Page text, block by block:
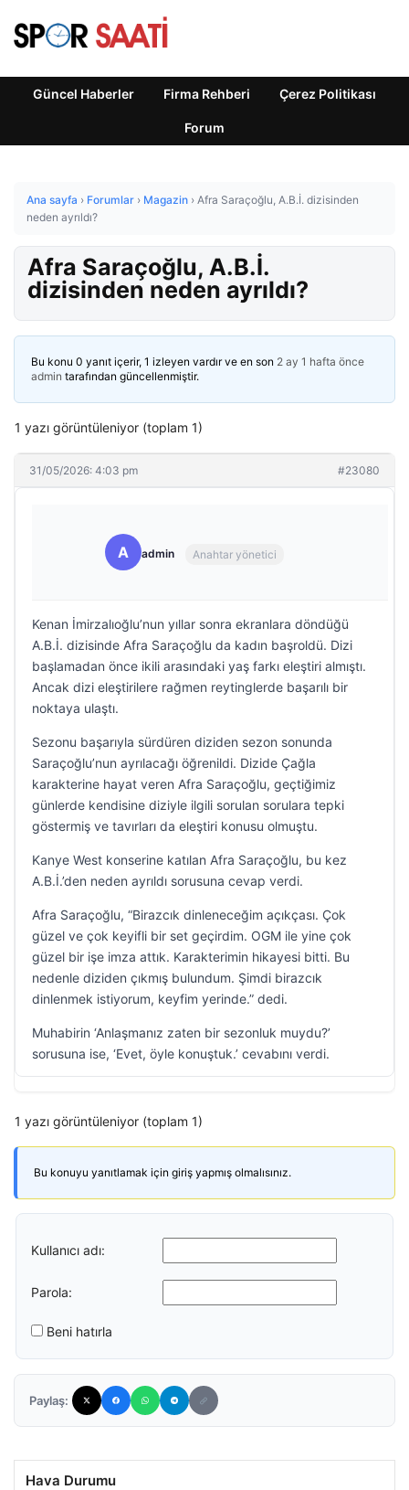
Güncel Haberler Firma Rehberi Çerez Politikası
Forum
Ana sayfa › Forumlar › Magazin › Afra Saraçoğlu, A.B.İ. dizisinden
neden ayrıldı?
Afra Saraçoğlu, A.B.İ.
dizisinden neden ayrıldı?
Bu konu 0 yanıt içerir, 1 izleyen vardır ve en son 2 ay 1 hafta önce
admin tarafından güncellenmiştir.
1 yazı görüntüleniyor (toplam 1)
31/05/2026: 4:03 pm #23080
A admin Anahtar yönetici
Kenan İmirzalıoğlu’nun yıllar sonra ekranlara döndüğü
A.B.İ. dizisinde Afra Saraçoğlu da kadın başroldü. Dizi
başlamadan önce ikili arasındaki yaş farkı eleştiri almıştı.
Ancak dizi eleştirilere rağmen reytinglerde başarılı bir
noktaya ulaştı.
Sezonu başarıyla sürdüren diziden sezon sonunda
Saraçoğlu’nun ayrılacağı öğrenildi. Dizide Çağla
karakterine hayat veren Afra Saraçoğlu, geçtiğimiz
günlerde kendisine diziyle ilgili sorulan sorulara tepki
göstermiş ve tavırları da eleştiri konusu olmuştu.
Kanye West konserine katılan Afra Saraçoğlu, bu kez
A.B.İ.’den neden ayrıldı sorusuna cevap verdi.
Afra Saraçoğlu, “Birazcık dinleneceğim açıkçası. Çok
güzel ve çok keyifli bir set geçirdim. OGM ile yine çok
güzel bir işe imza attık. Karakterimin hikayesi bitti. Bu
nedenle diziden çıkmış bulundum. Şimdi birazcık
dinlenmek istiyorum, keyfim yerinde.” dedi.
Muhabirin ‘Anlaşmanız zaten bir sezonluk muydu?’
sorusuna ise, ‘Evet, öyle konuştuk.’ cevabını verdi.
1 yazı görüntüleniyor (toplam 1)
Bu konuyu yanıtlamak için giriş yapmış olmalısınız.
Kullanıcı adı:
Parola:
Beni hatırla
Paylaş:
Hava Durumu